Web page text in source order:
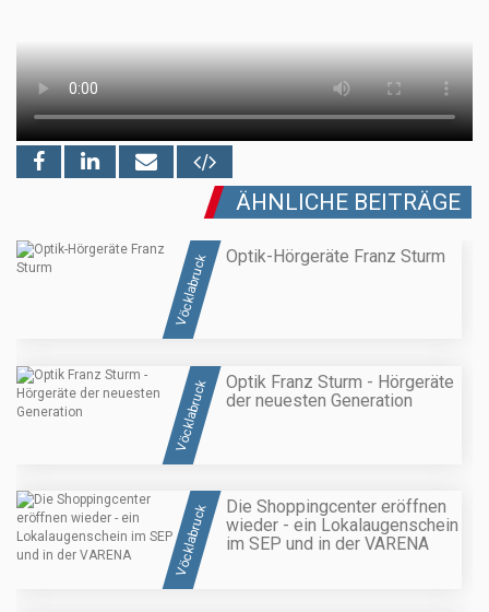
ÄHNLICHE BEITRÄGE
Vöcklabruck Optik-Hörgeräte Franz Sturm
Vöcklabruck
Optik Franz Sturm - Hörgeräte
der neuesten Generation
Vöcklabruck
Die Shoppingcenter eröffnen
wieder - ein Lokalaugenschein
im SEP und in der VARENA